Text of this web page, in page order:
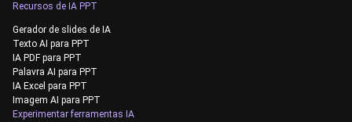
Recursos de IA PPT
Gerador de slides de IA
Texto AI para PPT
IA PDF para PPT
Palavra AI para PPT
IA Excel para PPT
Imagem AI para PPT
Experimentar ferramentas IA